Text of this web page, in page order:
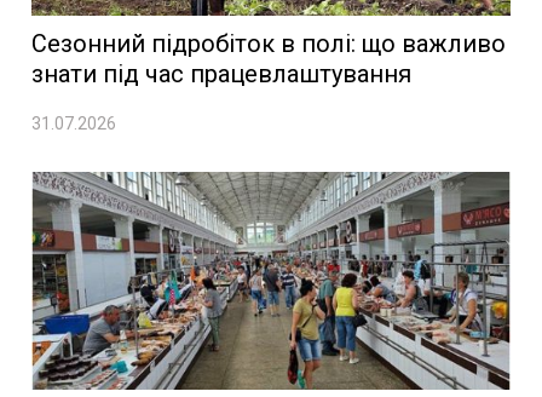
Сезонний підробіток в полі: що важливо
знати під час працевлаштування
31.07.2026